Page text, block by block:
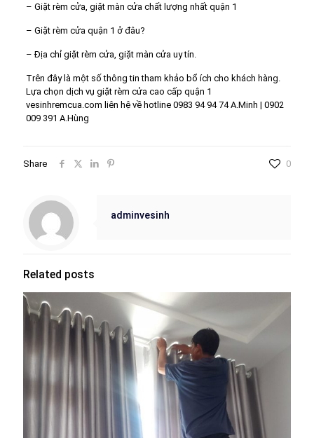
– Giặt rèm cửa, giặt màn cửa chất lượng nhất quận 1
– Giặt rèm cửa quận 1 ở đâu?
– Địa chỉ giặt rèm cửa, giặt màn cửa uy tín.
Trên đây là một số thông tin tham khảo bổ ích cho khách hàng.
Lựa chọn dịch vụ giặt rèm cửa cao cấp quận 1
vesinhremcua.com liên hệ về hotline 0983 94 94 74 A.Minh | 0902
009 391 A.Hùng
Share 0
adminvesinh
Related posts